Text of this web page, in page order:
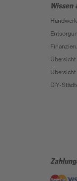
Wissen
DIY-